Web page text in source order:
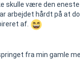
skulle være den eneste
arbejdet hårdt på at
af.
fra min gamle